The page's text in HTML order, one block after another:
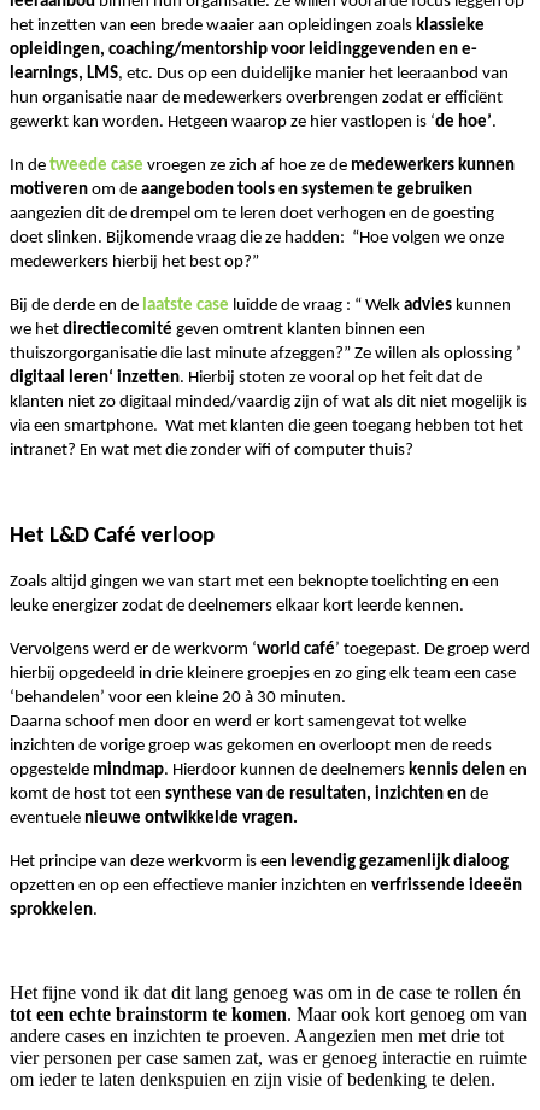
het inzetten van een brede waaier aan opleidingen zoals klassieke
opleidingen, coaching/mentorship voor leidinggevenden en e-
learnings, LMS, etc. Dus op een duidelijke manier het leeraanbod van
hun organisatie naar de medewerkers overbrengen zodat er efficiënt
gewerkt kan worden. Hetgeen waarop ze hier vastlopen is ‘de hoe’.
In de tweede case vroegen ze zich af hoe ze de medewerkers kunnen
motiveren om de aangeboden tools en systemen te gebruiken
aangezien dit de drempel om te leren doet verhogen en de goesting
doet slinken. Bijkomende vraag die ze hadden: “Hoe volgen we onze
medewerkers hierbij het best op?”
Bij de derde en de laatste case luidde de vraag : “ Welk advies kunnen
we het directiecomité geven omtrent klanten binnen een
thuiszorgorganisatie die last minute afzeggen?” Ze willen als oplossing ’
digitaal leren‘ inzetten. Hierbij stoten ze vooral op het feit dat de
klanten niet zo digitaal minded/vaardig zijn of wat als dit niet mogelijk is
via een smartphone. Wat met klanten die geen toegang hebben tot het
intranet? En wat met die zonder wifi of computer thuis?
Het L&D Café verloop
Zoals altijd gingen we van start met een beknopte toelichting en een
leuke energizer zodat de deelnemers elkaar kort leerde kennen.
Vervolgens werd er de werkvorm ‘world café’ toegepast. De groep werd
hierbij opgedeeld in drie kleinere groepjes en zo ging elk team een case
‘behandelen’ voor een kleine 20 à 30 minuten.
Daarna schoof men door en werd er kort samengevat tot welke
inzichten de vorige groep was gekomen en overloopt men de reeds
opgestelde mindmap. Hierdoor kunnen de deelnemers kennis delen en
komt de host tot een synthese van de resultaten, inzichten en de
eventuele nieuwe ontwikkelde vragen.
Het principe van deze werkvorm is een levendig gezamenlijk dialoog
opzetten en op een effectieve manier inzichten en verfrissende ideeën
sprokkelen.
Het fijne vond ik dat dit lang genoeg was om in de case te rollen én
tot een echte brainstorm te komen. Maar ook kort genoeg om van
andere cases en inzichten te proeven. Aangezien men met drie tot
vier personen per case samen zat, was er genoeg interactie en ruimte
om ieder te laten denkspuien en zijn visie of bedenking te delen.